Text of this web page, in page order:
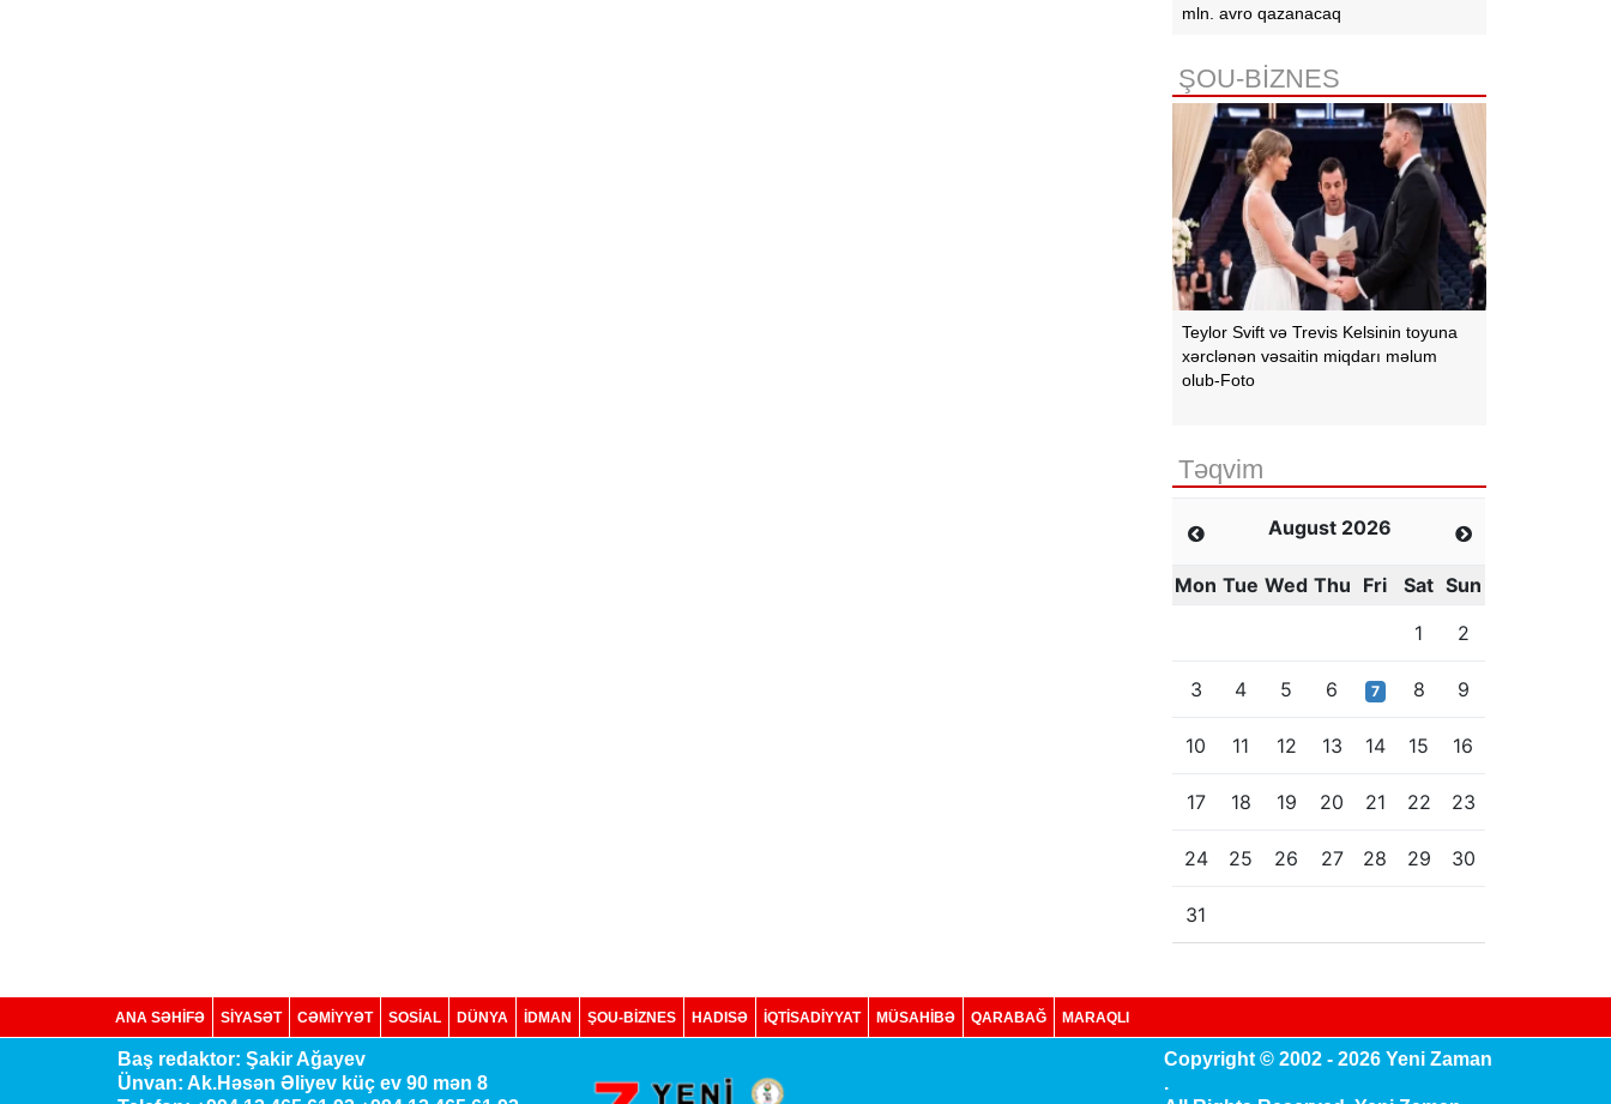
mln. avro qazanacaq
ŞOU-BİZNES
Teylor Svift və Trevis Kelsinin toyuna
xərclənən vəsaitin miqdarı məlum
olub-Foto
Təqvim
August 2026
Mon Tue Wed Thu Fri Sat Sun
1
2
3 4 5 6 7 8 9
10 11 12 13 14 15 16
17 18 19 20 21 22 23
24 25 26 27 28 29 30
31
ANA SƏHİFƏ SİYASƏT CƏMİYYƏT SOSIAL DÜNYA İDMAN ŞOU-BİZNES HADISƏ İQTISADIYYAT MÜSAHİBƏ QARABAĞ MARAQLI
Baş redaktor: Şakir Ağayev
Ünvan: Ak.Həsən Əliyev küç ev 90 mən 8
Copyright © 2002 - 2026 Yeni Zaman
.